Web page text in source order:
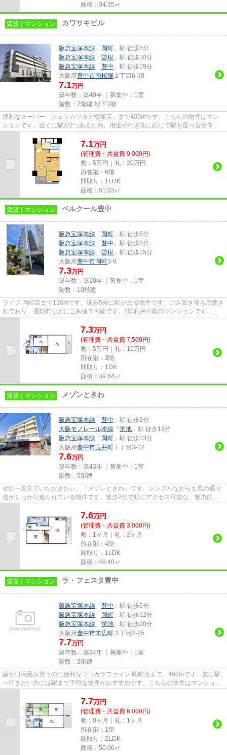
面積：34.35㎡
賃貸｜マンション カワサキビル
阪急宝塚本線 「 岡町 」駅 徒歩8分
阪急宝塚本線 「 曽根 」駅 徒歩10分
阪急宝塚本線 「 豊中 」駅 徒歩19分
大阪府豊中市南桜塚 ２丁目6-30
7.1万円
築年数：築40年 ｜募集中： 1室
階数：7階建 地下1階
便利なスーパー「シェフカワカミ桜塚店」まで406mです。こちらの物件はマン
ションです。近くに駅が2つあるため、用途や行き先に応じて駅を選べる物件で
7.1万円
(管理費・共益費 9,000円)
敷：5万円｜礼：20万円
所在階：6階
間取り：1LDK
面積：51.03㎡
賃貸｜マンション ベルクール豊中
阪急宝塚本線 「 岡町 」駅 徒歩5分
阪急宝塚本線 「 豊中 」駅 徒歩8分
阪急宝塚本線 「 曽根 」駅 徒歩15分
大阪府豊中市岡町3-9
7.3万円
築年数：築20年 ｜募集中： 1室
階数：10階建
ライフ 岡町店まで126mです。徒歩5分に駅がある物件です。ごみ置き場も用意さ
れており、通勤前などにごみ捨て可能です。2駅利用可能のマンションです。で
7.3万円
(管理費・共益費 7,500円)
敷：5万円｜礼：10万円
所在階：3階
間取り：1DK
面積：39.64㎡
賃貸｜マンション メゾンときわ
阪急宝塚本線 「 豊中 」駅 徒歩2分
大阪モノレール本線 「 蛍池 」駅 徒歩18分
阪急宝塚本線 「 岡町 」駅 徒歩13分
大阪府豊中市玉井町 １丁目3-12
7.6万円
築年数：築43年 ｜募集中： 1室
階数：5階建
ぜひ一度見ていただきたい、「メゾンときわ」です。シンプルながらも風の通り
道がしっかり造られている物件です。徒歩2分で駅にアクセス可能な、魅力的な
7.6万円
(管理費・共益費 3,000円)
敷：1ヶ月｜礼：2ヶ月
所在階：4階
間取り：1LDK
面積：48.40㎡
賃貸｜マンション ラ・フェスタ豊中
阪急宝塚本線 「 豊中 」駅 徒歩6分
阪急宝塚本線 「 岡町 」駅 徒歩12分
阪急宝塚本線 「 蛍池 」駅 徒歩20分
大阪府豊中市末広町 ３丁目2-25
7.7万円
築年数：築24年 ｜募集中： 1室
階数：2階建
薬や日用品を買うのに便利なココカラファイン 岡町店まで、460mです。楽に駅
へ行きたい方には駅まで平坦な物件がおすすめです。こちらの物件はマンション
7.7万円
(管理費・共益費 6,000円)
敷：0ヶ月｜礼：1ヶ月
所在階：1階
間取り：2LDK
面積：50.06㎡